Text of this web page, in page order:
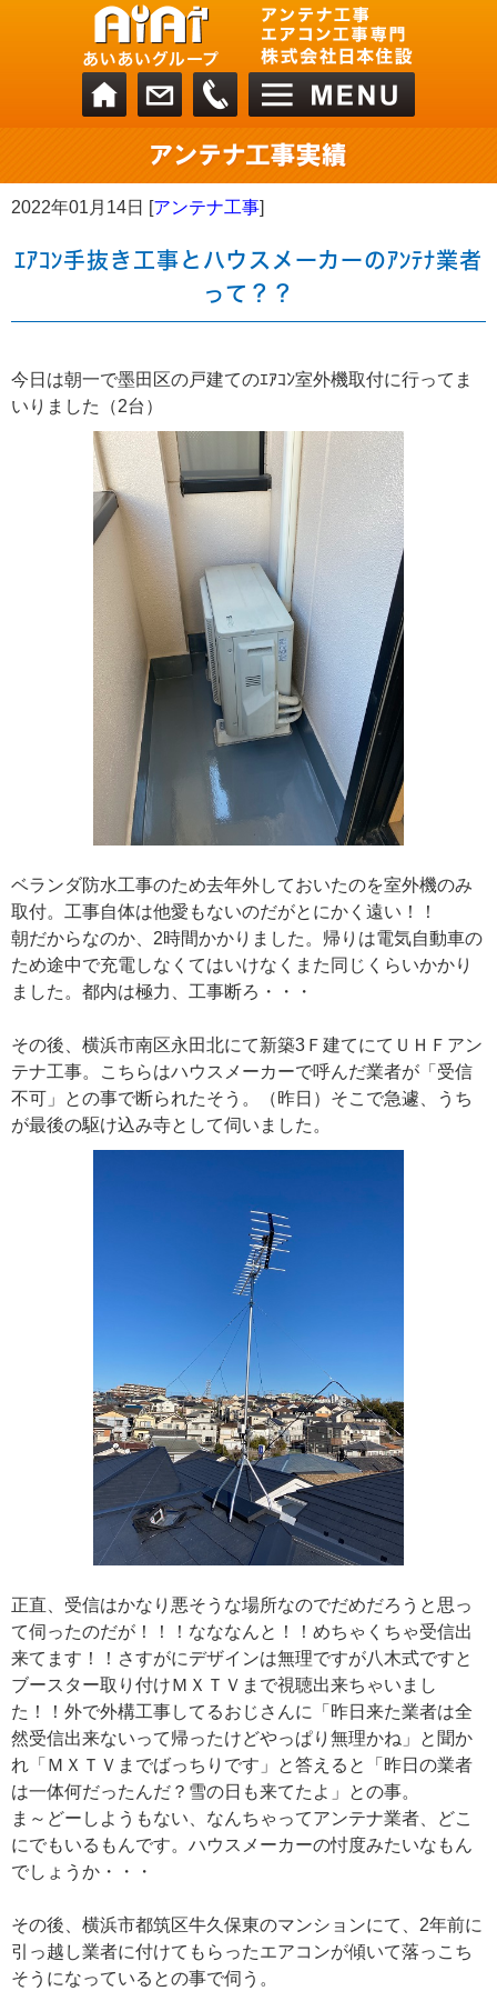
2022年01月14日 [アンテナ工事]
ｴｱｺﾝ手抜き工事とハウスメーカーのｱﾝﾃﾅ業者
って？？
今日は朝一で墨田区の戸建てのｴｱｺﾝ室外機取付に行ってま
いりました（2台）
ベランダ防水工事のため去年外しておいたのを室外機のみ
取付。工事自体は他愛もないのだがとにかく遠い！！
朝だからなのか、2時間かかりました。帰りは電気自動車の
ため途中で充電しなくてはいけなくまた同じくらいかかり
ました。都内は極力、工事断ろ・・・
その後、横浜市南区永田北にて新築3Ｆ建てにてＵＨＦアン
テナ工事。こちらはハウスメーカーで呼んだ業者が「受信
不可」との事で断られたそう。（昨日）そこで急遽、うち
が最後の駆け込み寺として伺いました。
正直、受信はかなり悪そうな場所なのでだめだろうと思っ
て伺ったのだが！！！なななんと！！めちゃくちゃ受信出
来てます！！さすがにデザインは無理ですが八木式ですと
ブースター取り付けＭＸＴＶまで視聴出来ちゃいまし
た！！外で外構工事してるおじさんに「昨日来た業者は全
然受信出来ないって帰ったけどやっぱり無理かね」と聞か
れ「ＭＸＴＶまでばっちりです」と答えると「昨日の業者
は一体何だったんだ？雪の日も来てたよ」との事。
ま～どーしようもない、なんちゃってアンテナ業者、どこ
にでもいるもんです。ハウスメーカーの忖度みたいなもん
でしょうか・・・
その後、横浜市都筑区牛久保東のマンションにて、2年前に
引っ越し業者に付けてもらったエアコンが傾いて落っこち
そうになっているとの事で伺う。